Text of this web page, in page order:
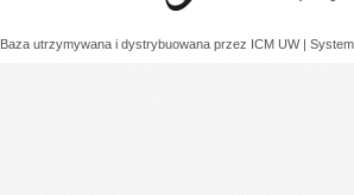
Baza utrzymywana i dystrybuowana przez ICM UW |